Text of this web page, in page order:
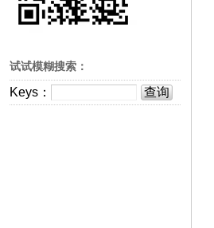
试试模糊搜索：
Keys：